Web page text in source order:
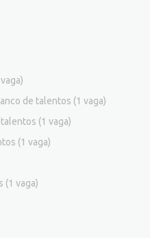
de talentos (1 vaga)
talentos (1 vaga)
(1 vaga)
(1 vaga)